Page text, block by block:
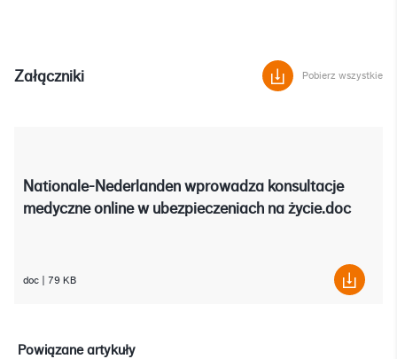
Załączniki Pobierz wszystkie
Nationale-Nederlanden wprowadza konsultacje
medyczne online w ubezpieczeniach na życie.doc
doc |79 KB
Powiązane artykuły